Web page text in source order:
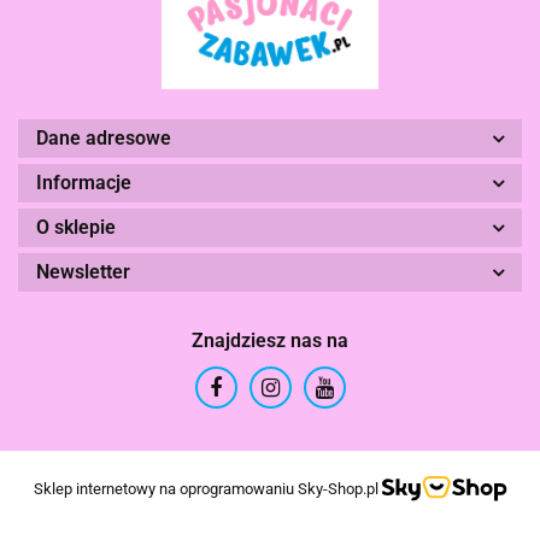
Dane adresowe
Informacje
O sklepie
Newsletter
Znajdziesz nas na
Sklep internetowy na oprogramowaniu Sky-Shop.pl